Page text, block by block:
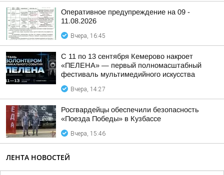
Оперативное предупреждение на 09 -
11.08.2026
Вчера, 16:45
С 11 по 13 сентября Кемерово накроет
«ПЕЛЕНА» — первый полномасштабный
фестиваль мультимедийного искусства
Вчера, 14:27
Росгвардейцы обеспечили безопасность
«Поезда Победы» в Кузбассе
Вчера, 15:46
ЛЕНТА НОВОСТЕЙ